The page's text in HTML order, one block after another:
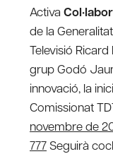
Activa
de la
Televisió
grup Godó
innovació, la
Comissionat
novembre de
777Seguirà